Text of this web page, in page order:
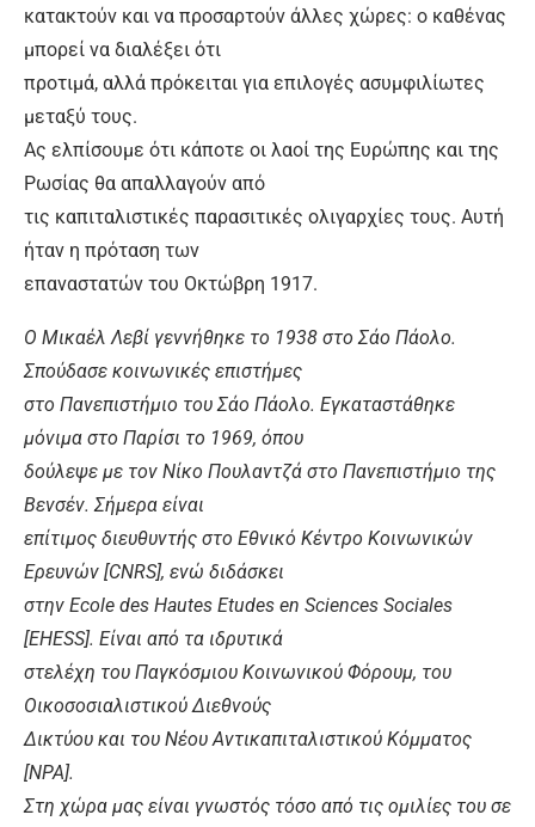
κατακτούν και να προσαρτούν άλλες χώρες: ο καθένας
μπορεί να διαλέξει ότι
προτιμά, αλλά πρόκειται για επιλογές ασυμφιλίωτες
μεταξύ τους.
Ας ελπίσουμε ότι κάποτε οι λαοί της Ευρώπης και της
Ρωσίας θα απαλλαγούν από
τις καπιταλιστικές παρασιτικές ολιγαρχίες τους. Αυτή
ήταν η πρόταση των
επαναστατών του Οκτώβρη 1917.
Ο Μικαέλ Λεβί γεννήθηκε το 1938 στο Σάο Πάολο.
Σπούδασε κοινωνικές επιστήμες
στο Πανεπιστήμιο του Σάο Πάολο. Εγκαταστάθηκε
μόνιμα στο Παρίσι το 1969, όπου
δούλεψε με τον Νίκο Πουλαντζά στο Πανεπιστήμιο της
Βενσέν. Σήμερα είναι
επίτιμος διευθυντής στο Εθνικό Κέντρο Κοινωνικών
Ερευνών [CNRS], ενώ διδάσκει
στην Εcole des Hautes Etudes en Sciences Sociales
[EHESS]. Είναι από τα ιδρυτικά
στελέχη του Παγκόσμιου Κοινωνικού Φόρουμ, του
Οικοσοσιαλιστικού Διεθνούς
Δικτύου και του Νέου Αντικαπιταλιστικού Κόμματος
[ΝΡΑ].
Στη χώρα μας είναι γνωστός τόσο από τις ομιλίες του σε